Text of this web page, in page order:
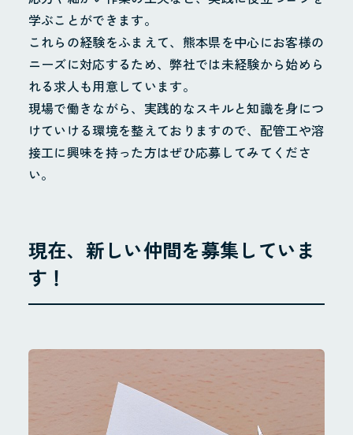
ホーム
お知らせ
地域貢献・SDGs
学ぶことができます。
これらの経験をふまえて、熊本県を中心にお客様の
ニーズに対応するため、弊社では未経験から始めら
れる求人も用意しています。
現場で働きながら、実践的なスキルと知識を身につ
けていける環境を整えておりますので、配管工や溶
接工に興味を持った方はぜひ応募してみてくださ
い。
現在、新しい仲間を募集していま
す！